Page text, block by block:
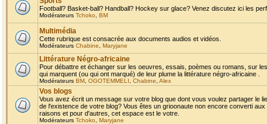
Football? Basket-ball? Handball? Hockey sur glace? Venez discutez ici les
Modérateurs Tchoko BM
Multimédia
Cette rubrique est consacrée aux documents audios et vidéos.
Modérateurs Chabine Maryjane
Littérature Négro-africaine
Pour débattre et échanger sur les oeuvres, essais, poèmes ou romans, sur
qui marquent (ou qui ont marqué) de leur plume la littérature négro-africaine .
Modérateurs BM OGOTEMMELI Chabine Alex
Vos blogs
Vous avez écrit un message sur votre blog que dont vous voulez partager le
de l'existence de votre blog? Vous êtes un grioonaute non encore converti
raisons et pour d'autres, cet espace est le votre.
Modérateurs Tchoko Maryjane